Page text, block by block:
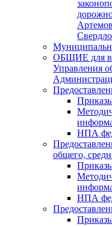
ОБЩИЕ для
Управления
НПА
общего,
НПА